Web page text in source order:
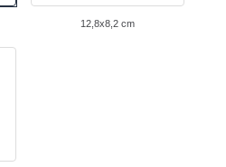
12,8x8,2 cm